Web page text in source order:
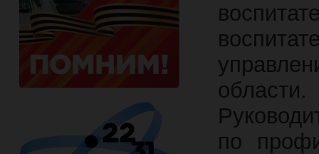
области.
по